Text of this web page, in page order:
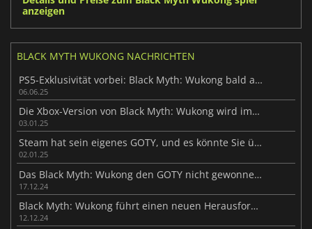
anzeigen
BLACK MYTH WUKONG NACHRICHTEN
PS5-Exklusivität vorbei: Black Myth: Wukong bald auf Xbox
06.06.25
Die Xbox-Version von Black Myth: Wukong wird immer wieder verschoben
03.01.25
Steam hat sein eigenes GOTY, und es könnte Sie überraschen
02.01.25
Das Black Myth: Wukong den GOTY nicht gewonnen hat, hat viele enttäuscht
17.12.24
Black Myth: Wukong führt einen neuen Herausforderungsmodus ein
12.12.24